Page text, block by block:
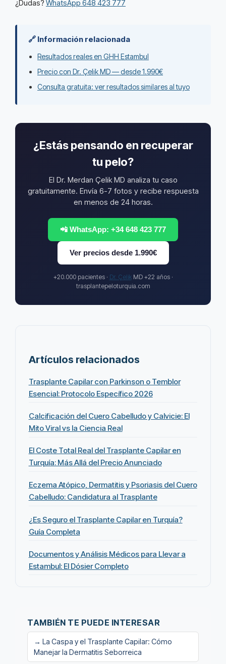
¿Dudas? WhatsApp 648 423 777
🔗 Información relacionada
Resultados reales en GHH Estambul
Precio con Dr. Çelik MD — desde 1.990€
Consulta gratuita: ver resultados similares al tuyo
¿Estás pensando en recuperar
tu pelo?
El Dr. Merdan Çelik MD analiza tu caso
gratuitamente. Envía 6-7 fotos y recibe respuesta
en menos de 24 horas.
📲 WhatsApp: +34 648 423 777
Ver precios desde 1.990€
+20.000 pacientes · Dr. ÇelikMD +22 años ·
trasplantepeloturquia.com
Artículos relacionados
Trasplante Capilar con Parkinson o Temblor
Esencial: Protocolo Específico 2026
Calcificación del Cuero Cabelludo y Calvicie: El
Mito Viral vs la Ciencia Real
El Coste Total Real del Trasplante Capilar en
Turquía: Más Allá del Precio Anunciado
Eczema Atópico, Dermatitis y Psoriasis del Cuero
Cabelludo: Candidatura al Trasplante
¿Es Seguro el Trasplante Capilar en Turquía?
Guía Completa
Documentos y Análisis Médicos para Llevar a
Estambul: El Dósier Completo
TAMBIÉN TE PUEDE INTERESAR
→ La Caspa y el Trasplante Capilar: Cómo
Manejar la Dermatitis Seborreica